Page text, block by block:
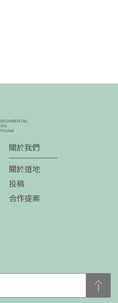
關於我們
關於道地
投稿
合作提案